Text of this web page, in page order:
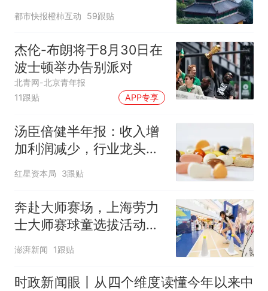
临时关闭，别跑空了
都市快报橙柿互动 59跟贴
杰伦-布朗将于8月30日在
波士顿举办告别派对
北青网-北京青年报
11跟贴
APP专享
汤臣倍健半年报：收入增
加利润减少，行业龙头的
AB面
红星资本局 3跟贴
奔赴大师赛场，上海劳力
士大师赛球童选拔活动启
动
澎湃新闻 1跟贴
时政新闻眼丨从四个维度读懂今年以来中